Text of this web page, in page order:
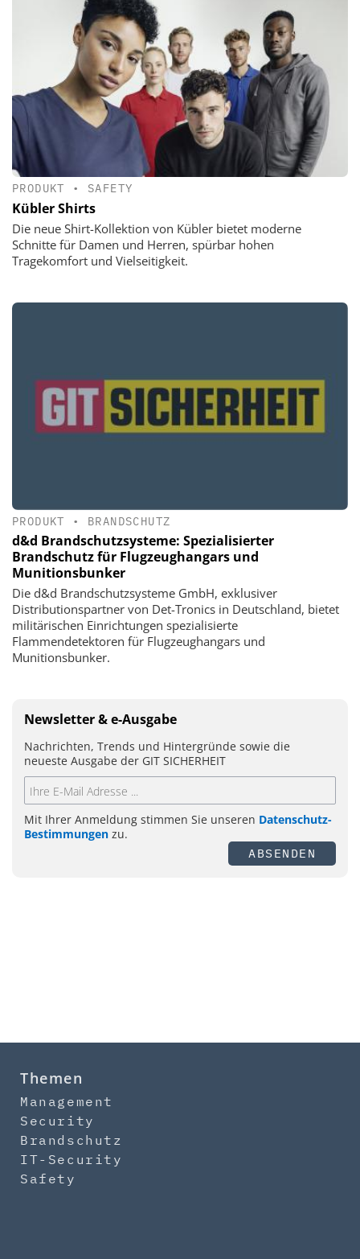
PRODUKT • SAFETY
Kübler Shirts
Die neue Shirt-Kollektion von Kübler bietet moderne
Schnitte für Damen und Herren, spürbar hohen
Tragekomfort und Vielseitigkeit.
PRODUKT • BRANDSCHUTZ
d&d Brandschutzsysteme: Spezialisierter
Brandschutz für Flugzeughangars und
Munitionsbunker
Die d&d Brandschutzsysteme GmbH, exklusiver
Distributionspartner von Det-Tronics in Deutschland, bietet
militärischen Einrichtungen spezialisierte
Flammendetektoren für Flugzeughangars und
Munitionsbunker.
Newsletter & e-Ausgabe
Nachrichten, Trends und Hintergründe sowie die
neueste Ausgabe der GIT SICHERHEIT
Mit Ihrer Anmeldung stimmen Sie unseren Datenschutz-
Bestimmungen zu.
ABSENDEN
Themen
Management
Security
Brandschutz
IT-Security
Safety